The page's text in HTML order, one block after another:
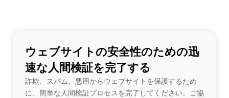
ウェブサイトの安全性のための迅
速な人間検証を完了する
詐欺、スパム、悪用からウェブサイトを保護するため
に、簡単な人間検証プロセスを完了してください。ご協